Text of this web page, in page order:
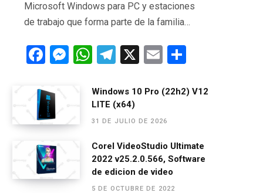
Microsoft Windows para PC y estaciones
de trabajo que forma parte de la familia…
F
ce
b
o
o
k
M
g
W
at
s
A
p
p
T
e
gr
a
m
X
E
ail m
tir
Windows 10 Pro (22h2) V12
LITE (x64)
31 DE JULIO DE 2026
Corel VideoStudio Ultimate
2022 v25.2.0.566, Software
de edicion de video
5 DE OCTUBRE DE 2022